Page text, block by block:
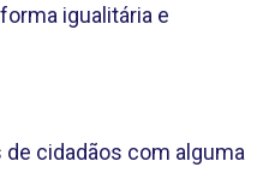
igualitária e
cidadãos com alguma